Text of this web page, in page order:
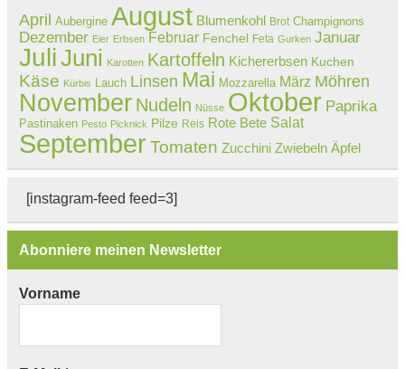
April Aubergine August Blumenkohl Brot Champignons
Dezember Eier Erbsen Februar Fenchel Feta Gurken Januar
JuliJuni Karotten Kartoffeln Kichererbsen Kuchen
Käse Kürbis Lauch Linsen Mai Mozzarella März Möhren
November Nudeln Nüsse Oktober Paprika
Pastinaken Pesto Picknick Pilze Reis Rote Bete Salat
September Tomaten Zucchini Zwiebeln Äpfel
[instagram-feed feed=3]
Abonniere meinen Newsletter
Vorname